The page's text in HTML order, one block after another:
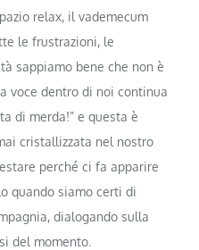
relax, il vademecum
le frustrazioni, le
sappiamo bene che non è
voce dentro di noi continua
di merda!” e questa è
cristallizzata nel nostro
perché ci fa apparire
quando siamo certi di
dialogando sulla
del momento.